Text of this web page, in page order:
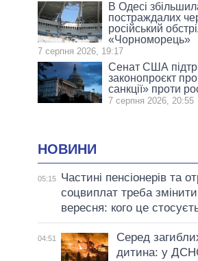
В Одесі
постраждалих
російський
«Чорноморець»
7 серпня 2026, 19:17
Сенат США
законопроєкт
санкції» проти
7 серпня 2026, 20:55
НОВИНИ
05:15
Частині пенсіонерів та
соцвиплат треба
вересня: кого це
04:51
Серед
дитина: у